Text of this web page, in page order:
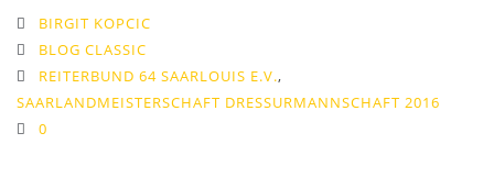
BIRGIT KOPCIC
BLOG CLASSIC
REITERBUND 64 SAARLOUIS E.V.,
SAARLANDMEISTERSCHAFT DRESSURMANNSCHAFT 2016
0